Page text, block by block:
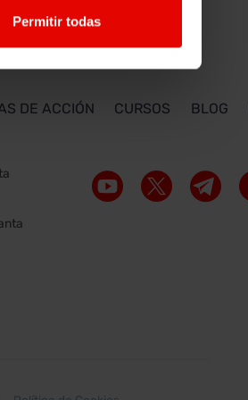
Permitir todas
DE ACCIÓN CURSOS BLOG